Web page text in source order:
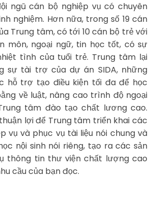
ngũ cán bộ nghiệp vụ có chuyên
nghiệm. Hơn nữa, trong số 19 cán
Trung tâm, có tới 10 cán bộ trẻ với
môn, ngoại ngữ, tin học tốt, có sự
tình của tuổi trẻ. Trung tâm lại
sự tài trợ của dự án SIDA, những
hỗ trợ tạo điều kiện tối đa để học
về luật, nâng cao trình độ ngoại
tâm đào tạo chất lương cao.
lợi để Trung tâm triển khai các
vụ và phục vụ tài liệu nói chung và
nội sinh nói riêng, tạo ra các sản
thông tin thư viện chất lượng cao
cầu của bạn đọc.